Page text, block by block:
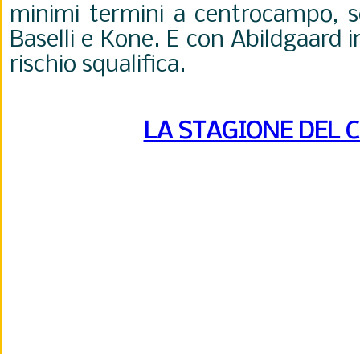
minimi termini a centrocampo,
Baselli e Kone. E con Abildgaard
rischio squalifica.
LA STAGIONE DEL